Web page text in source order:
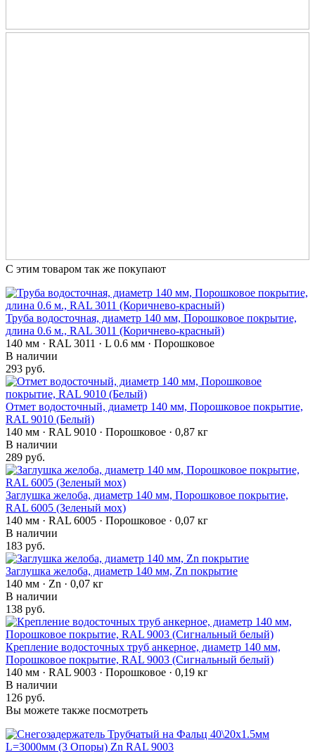
С этим товаром так же покупают
Труба водосточная, диаметр 140 мм, Порошковое покрытие,
длина 0.6 м., RAL 3011 (Коричнево-красный)
140 мм · RAL 3011 · L 0.6 мм · Порошковое
В наличии
293 руб.
Отмет водосточный, диаметр 140 мм, Порошковое покрытие,
RAL 9010 (Белый)
140 мм · RAL 9010 · Порошковое · 0,87 кг
В наличии
289 руб.
Заглушка желоба, диаметр 140 мм, Порошковое покрытие,
RAL 6005 (Зеленый мох)
140 мм · RAL 6005 · Порошковое · 0,07 кг
В наличии
183 руб.
Заглушка желоба, диаметр 140 мм, Zn покрытие
140 мм · Zn · 0,07 кг
В наличии
138 руб.
Крепление водосточных труб анкерное, диаметр 140 мм,
Порошковое покрытие, RAL 9003 (Сигнальный белый)
140 мм · RAL 9003 · Порошковое · 0,19 кг
В наличии
126 руб.
Вы можете также посмотреть